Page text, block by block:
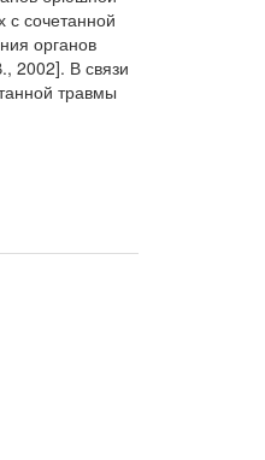
с сочетанной
органов
2002]. В связи
травмы